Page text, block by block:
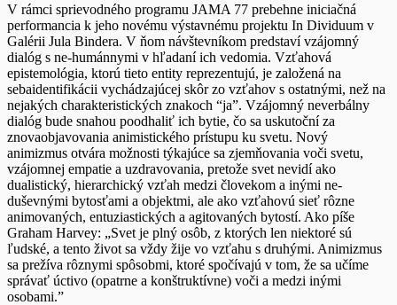
V rámci sprievodného programu JAMA 77 prebehne iniciačná
performancia k jeho novému výstavnému projektu In Dividuum v
Galérii Jula Bindera. V ňom návštevníkom predstaví vzájomný
dialóg s ne-humánnymi v hľadaní ich vedomia. Vzťahová
epistemológia, ktorú tieto entity reprezentujú, je založená na
sebaidentifikácii vychádzajúcej skôr zo vzťahov s ostatnými, než na
nejakých charakteristických znakoch “ja”. Vzájomný neverbálny
dialóg bude snahou poodhaliť ich bytie, čo sa uskutoční za
znovaobjavovania animistického prístupu ku svetu. Nový
animizmus otvára možnosti týkajúce sa zjemňovania voči svetu,
vzájomnej empatie a uzdravovania, pretože svet nevidí ako
dualistický, hierarchický vzťah medzi človekom a inými ne-
duševnými bytosťami a objektmi, ale ako vzťahovú sieť rôzne
animovaných, entuziastických a agitovaných bytostí. Ako píše
Graham Harvey: „Svet je plný osôb, z ktorých len niektoré sú
ľudské, a tento život sa vždy žije vo vzťahu s druhými. Animizmus
sa prežíva rôznymi spôsobmi, ktoré spočívajú v tom, že sa učíme
správať úctivo (opatrne a konštruktívne) voči a medzi inými
osobami.”